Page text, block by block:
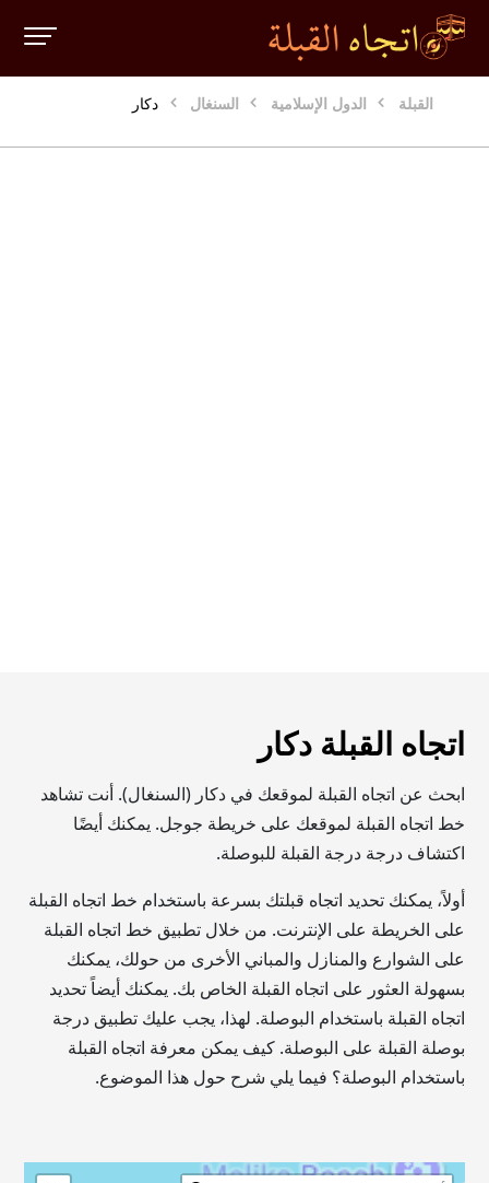
القبلة الدول الإسلامية السنغال دكار
اتجاه القبلة دكار
ابحث عن اتجاه القبلة لموقعك في دكار (السنغال). أنت تشاهد
خط اتجاه القبلة لموقعك على خريطة جوجل. يمكنك أيضًا
اكتشاف درجة درجة القبلة للبوصلة.
أولاً، يمكنك تحديد اتجاه قبلتك بسرعة باستخدام خط اتجاه القبلة
على الخريطة على الإنترنت. من خلال تطبيق خط اتجاه القبلة
على الشوارع والمنازل والمباني الأخرى من حولك، يمكنك
بسهولة العثور على اتجاه القبلة الخاص بك. يمكنك أيضاً تحديد
اتجاه القبلة باستخدام البوصلة. لهذا، يجب عليك تطبيق درجة
بوصلة القبلة على البوصلة. كيف يمكن معرفة اتجاه القبلة
باستخدام البوصلة؟ فيما يلي شرح حول هذا الموضوع.